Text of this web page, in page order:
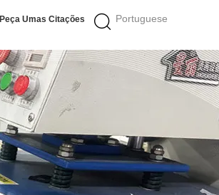
Portuguese
Peça Umas Citações